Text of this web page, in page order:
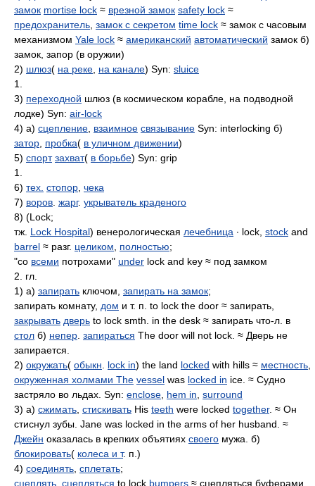
замок mortise lock ≈ врезной замок safety lock ≈
предохранитель замок с секретом time lock ≈ замок с часовым
механизмом Yale lock ≈ американский автоматический замок б)
замок, запор (в оружии)
2) шлюз( на реке на канале) Syn: sluice
1.
3) переходной шлюз (в космическом корабле, на подводной
лодке) Syn: air-lock
4) а) сцепление взаимное связывание Syn: interlocking б)
затор пробка( в уличном движении)
5) спорт захват( в борьбе) Syn: grip
1.
6) тех. стопор чека
7) воров жарг. укрыватель краденого
8) (Lock;
тж. Lock Hospital) венерологическая лечебница ∙ lock, stock and
barrel ≈ разг. целиком полностью;
"со всеми потрохами" under lock and key ≈ под замком
2. гл.
1) а) запирать ключом, запирать на замок;
запирать комнату, дом и т. п. to lock the door ≈ запирать,
закрывать дверь to lock smth. in the desk ≈ запирать что-л. в
стол б) непер запираться The door will not lock. ≈ Дверь не
запирается.
2) окружать( обыкн lock in) the land locked with hills ≈ местность
окруженная холмами The vessel was locked in ice. ≈ Судно
застряло во льдах. Syn: enclose hem in surround
3) а) сжимать стискивать His teeth were locked together. ≈ Он
стиснул зубы. Jane was locked in the arms of her husband. ≈
Джейн оказалась в крепких объятиях своего мужа. б)
блокировать( колеса и т. п.)
4) соединять сплетать;
сцеплять сцепляться to lock bumpers ≈ сцепляться буферами